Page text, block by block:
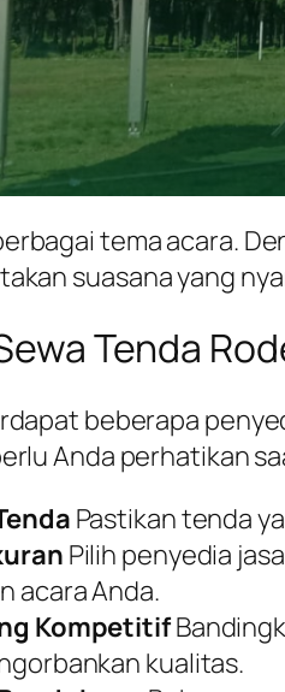
tema acara.
suasana yang
Tenda
beberapa
Anda perhatikan
Pastikan tenda
Pilih penyedia
acara Anda.
Kompetitif
kualitas.